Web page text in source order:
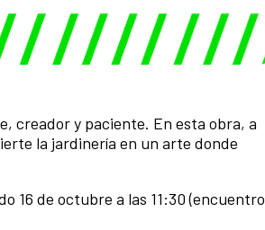
creador y paciente. En esta obra, a
la jardinería en un arte donde
16 de octubre a las 11:30 (encuentro